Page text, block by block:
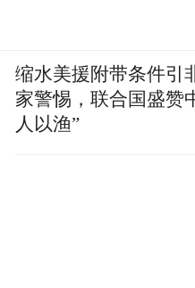
缩水美援附带条件引
家警惕，联合国盛赞
人以渔”